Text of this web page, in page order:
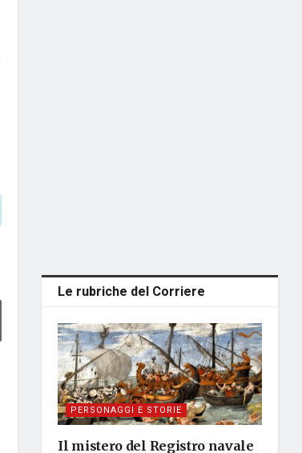
Le rubriche del Corriere
PERSONAGGI E STORIE
Il mistero del Registro navale